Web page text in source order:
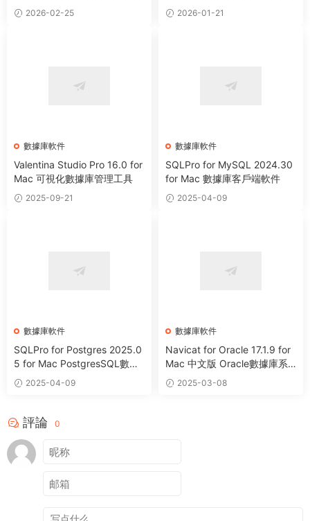
具 2026-02-25
管理工具
2026-01-21
數據庫軟件
Valentina Studio Pro 16.0 for
Mac 可視化數據庫管理工具
2025-09-21
數據庫軟件
SQLPro for MySQL 2024.30
for Mac 數據庫客戶端軟件
2025-04-09
數據庫軟件
SQLPro for Postgres 2025.0
5 for Mac PostgresSQL數據
庫客戶端
2025-04-09
數據庫軟件
Navicat for Oracle 17.1.9 for
Mac 中文版 Oracle數據庫系
統管理工具
2025-03-08
評論 0